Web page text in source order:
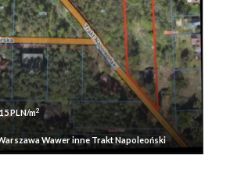
PLN/m2
Wawer inne Trakt Napoleoński